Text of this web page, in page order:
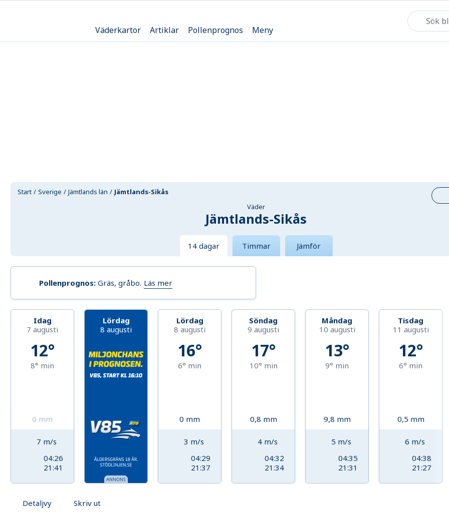
Väderkartor Artiklar Pollenprognos Meny
Start Sverige Jämtlands län
Jämtlands-Sikås
Väder
Jämtlands-Sikås
14 dagar Timmar Jämför
Pollenprognos: Gräs, gråbo. Läs mer
Idag
7 augusti
12°
8° min
0 mm
7 m/s
04:26
21:41
Lördag
8 augusti
Lördag
8 augusti
16°
6° min
0 mm
3 m/s
04:29
21:37
Söndag
9 augusti
17°
10° min
0,8 mm
4 m/s
04:32
21:34
Måndag
10 augusti
13°
9° min
9,8 mm
5 m/s
04:35
21:31
Tisdag
11 augusti
12°
6° min
0,5 mm
6 m/s
04:38
21:27
Detaljvy Skriv ut